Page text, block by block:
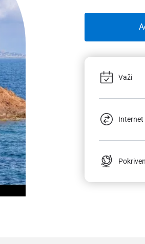
Važi
Internet